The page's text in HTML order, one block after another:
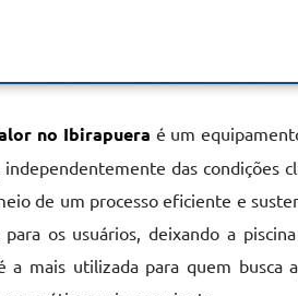
no Ibirapuera é um
das condições
de um processo eficiente e
os usuários, deixando a
a mais utilizada para quem busca